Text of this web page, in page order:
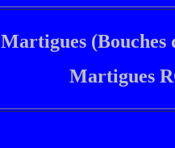
Martigues (Bouches
Martigues